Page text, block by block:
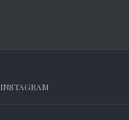
INSTAGRAM